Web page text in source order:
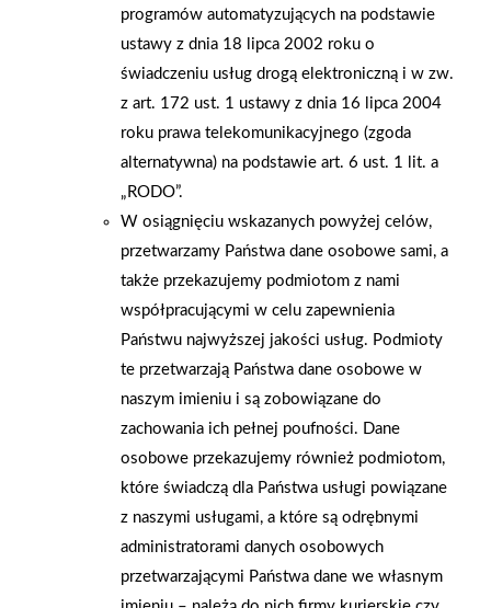
AKTUALNOŚCI
programów automatyzujących na podstawie
ustawy z dnia 18 lipca 2002 roku o
świadczeniu usług drogą elektroniczną i w zw.
z art. 172 ust. 1 ustawy z dnia 16 lipca 2004
roku prawa telekomunikacyjnego (zgoda
alternatywna) na podstawie art. 6 ust. 1 lit. a
„RODO”.
W osiągnięciu wskazanych powyżej celów,
przetwarzamy Państwa dane osobowe sami, a
także przekazujemy podmiotom z nami
współpracującymi w celu zapewnienia
Państwu najwyższej jakości usług. Podmioty
te przetwarzają Państwa dane osobowe w
naszym imieniu i są zobowiązane do
zachowania ich pełnej poufności. Dane
osobowe przekazujemy również podmiotom,
które świadczą dla Państwa usługi powiązane
z naszymi usługami, a które są odrębnymi
administratorami danych osobowych
przetwarzającymi Państwa dane we własnym